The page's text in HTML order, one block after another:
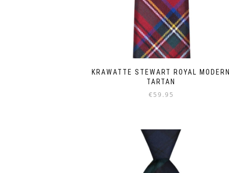
KRAWATTE STEWART ROYAL MODERN
TARTAN
€59.95